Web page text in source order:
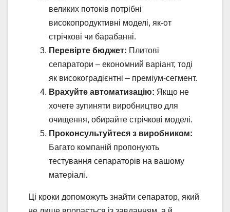
великих потоків потрібні
високопродуктивні моделі, як-от
стрічкові чи барабанні.
Перевірте бюджет: Плитові
сепаратори – економний варіант, тоді
як високоградієнтні – преміум-сегмент.
Врахуйте автоматизацію: Якщо не
хочете зупиняти виробництво для
очищення, обирайте стрічкові моделі.
Проконсультуйтеся з виробником:
Багато компаній пропонують
тестування сепараторів на вашому
матеріалі.
Ці кроки допоможуть знайти сепаратор, який